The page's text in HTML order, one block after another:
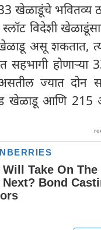
खेळाडूंचे भवितव्य
विदेशी
असू शकतात,
सहभागी
ज्यात दोन
खेळाडू आणि 215